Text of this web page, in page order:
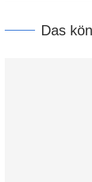
Das